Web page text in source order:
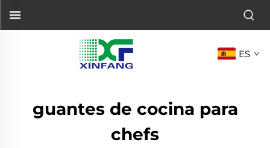
ES
guantes de cocina para
chefs